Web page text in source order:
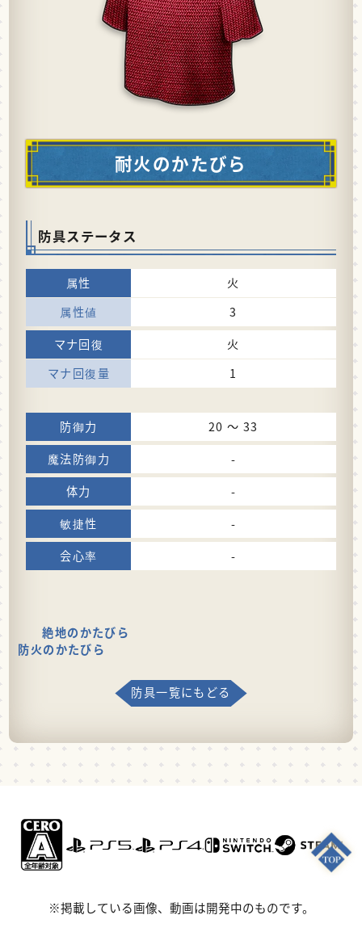
耐火のかたびら
防具ステータス
火
3
火
1
20 〜 33
-
-
-
-
絶地のかたびら
防火のかたびら
防具一覧にもどる
※掲載している画像、動画は開発中のものです。